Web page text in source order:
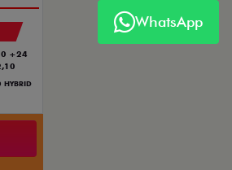
+24
HYBRID
WhatsApp